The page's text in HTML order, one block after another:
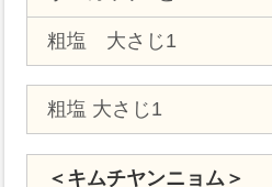
粗塩 大さじ1
粗塩 大さじ1
＜キムチヤンニョム＞